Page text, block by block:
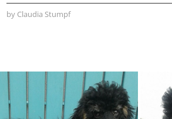
by Claudia Stumpf